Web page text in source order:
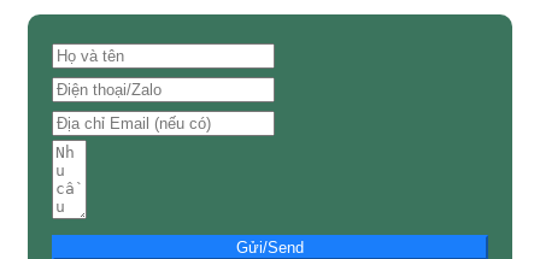
Gửi/Send